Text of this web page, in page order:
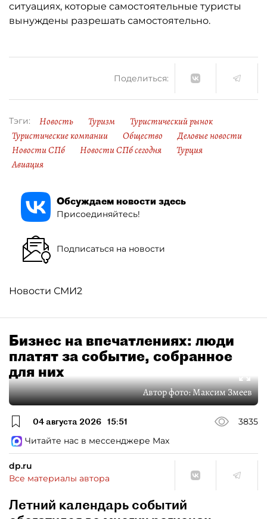
ситуациях, которые самостоятельные туристы
вынуждены разрешать самостоятельно.
Поделиться:
Тэги: Новость Туризм
Туристический рынок
Туристические компании
Общество
Деловые новости
Новости СПб
Новости СПб сегодня
Турция
Авиация
Обсуждаем новости здесь
Присоединяйтесь!
Подписаться на новости
Новости СМИ2
Бизнес на впечатлениях: люди
платят за событие, собранное
для них
Автор фото:Максим Змеев
04 августа 2026 15:51
3835
Читайте нас в мессенджере Max
dp.ru
Все материалы автора
Летний календарь событий